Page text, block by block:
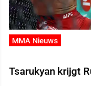
MMA Nieuws
Tsarukyan krijgt